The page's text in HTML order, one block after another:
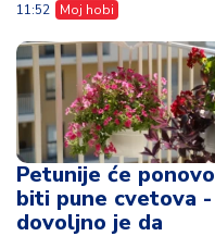
11:52 Moj hobi
Petunije će ponovo
biti pune cvetova -
dovoljno je da